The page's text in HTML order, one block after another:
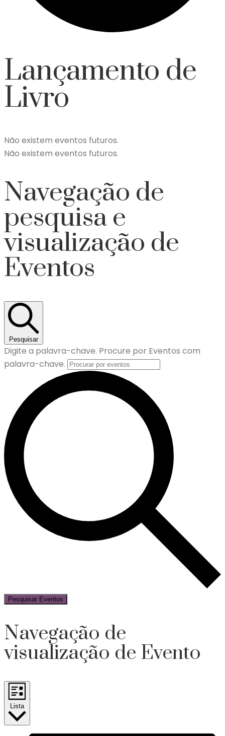
Lançamento de
Livro
Não existem eventos futuros.
Não existem eventos futuros.
Navegação de
pesquisa e
visualização de
Eventos
Pesquisar
Digite a palavra-chave. Procure por Eventos com
palavra-chave.
Pesquisar Eventos
Navegação de
visualização de Evento
Lista